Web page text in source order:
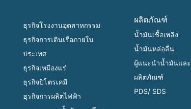
ธุรกิจโรงงานอุตสาหกรรม
ธุรกิจการเดินเรือภายใน
ประเทศ
ธุรกิจเหมืองแร่
ธุรกิจปิโตรเคมี
ธุรกิจการผลิตไฟฟ้า
ผลิตภัณฑ์
น้ำมันเชื้อเพลิง
น้ำมันหล่อลื่น
ผู้แนะนำน้ำมันและ
ผลิตภัณฑ์
PDS/ SDS